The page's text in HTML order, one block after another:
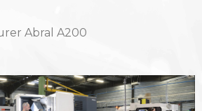
Abral A200